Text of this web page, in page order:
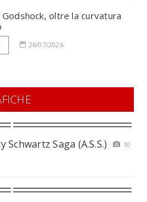
oltre la curvatura
26/07/2026
Saga (A.S.S.)
10